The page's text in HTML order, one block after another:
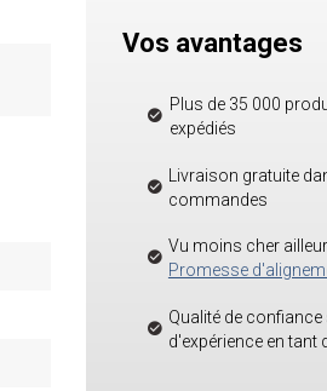
Vos avantages
Plus de 35 000
expédiés
Livraison gratuite
commandes
Vu moins cher
Promesse
Qualité de
d'expérience en tant